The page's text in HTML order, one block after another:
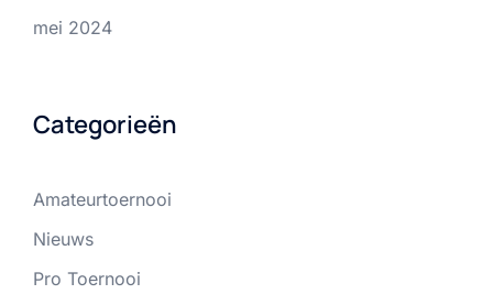
mei 2024
Categorieën
Amateurtoernooi
Nieuws
Pro Toernooi